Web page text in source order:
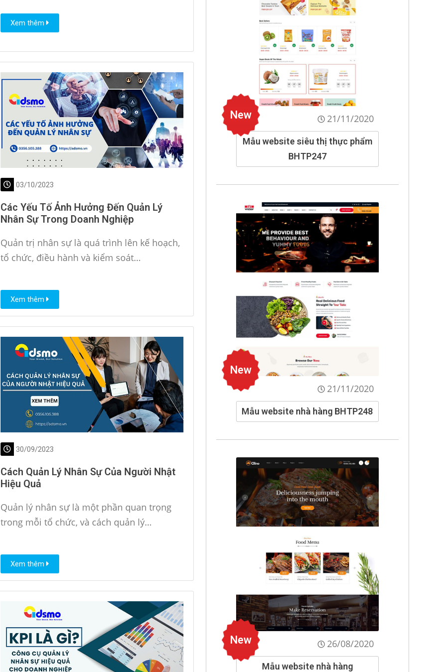
Xem thêm
03/10/2023
Các Yếu Tố Ảnh Hưởng Đến Quản Lý
Nhân Sự Trong Doanh Nghiệp
Quản trị nhân sự là quá trình lên kế hoạch,
tổ chức, điều hành và kiểm soát…
Xem thêm
30/09/2023
Cách Quản Lý Nhân Sự Của Người Nhật
Hiệu Quả
Quản lý nhân sự là một phần quan trọng
trong mỗi tổ chức, và cách quản lý…
Xem thêm
New 21/11/2020
Mẫu website siêu thị thực phẩm
BHTP247
New
21/11/2020
Mẫu website nhà hàng BHTP248
New 26/08/2020
Mẫu website nhà hàng